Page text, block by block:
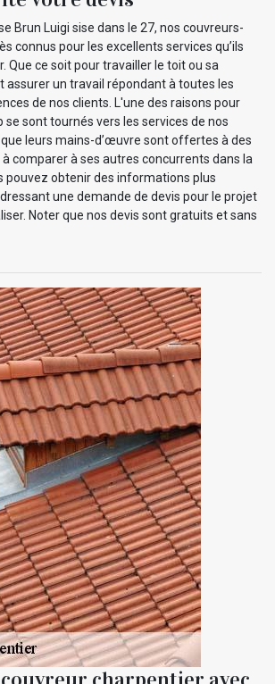
Brun Luigi sise dans le 27, nos couvreurs-
connus pour les excellents services qu’ils
Que ce soit pour travailler le toit ou sa
assurer un travail répondant à toutes les
de nos clients. L'une des raisons pour
se sont tournés vers les services de nos
que leurs mains-d’œuvre sont offertes à des
comparer à ses autres concurrents dans la
pouvez obtenir des informations plus
une demande de devis pour le projet
Noter que nos devis sont gratuits et sans